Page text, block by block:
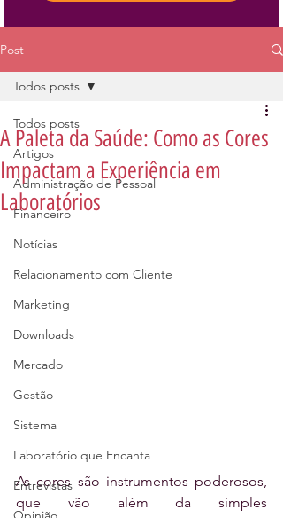
Post
Todos posts
Artigos
Administração de Pessoal
Financeiro
Notícias
Relacionamento com Cliente
Marketing
Downloads
Mercado
Gestão
Sistema
Laboratório que Encanta
Entrevistas
Todos posts
A Paleta da Saúde: Como as Cores
Impactam a Experiência em
Laboratórios
As cores são instrumentos poderosos,
que vão além da simples